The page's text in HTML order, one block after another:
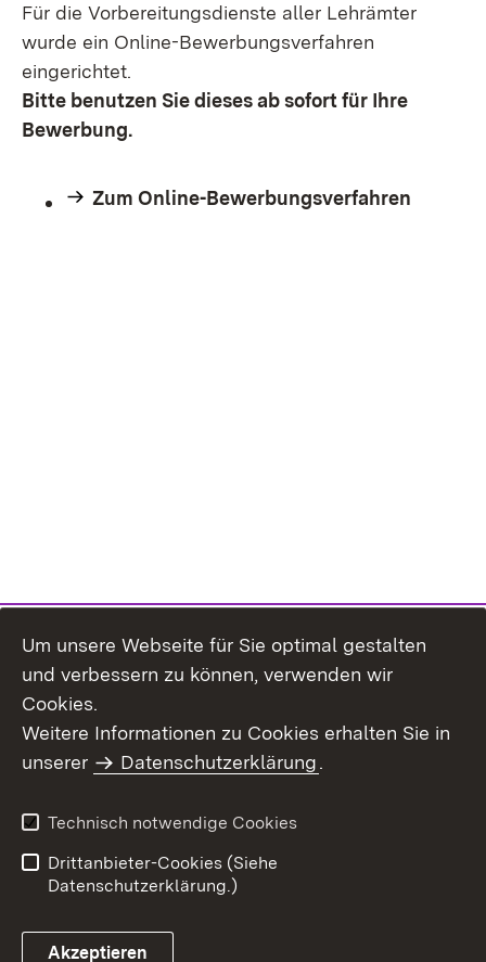
Für die Vorbereitungsdienste aller Lehrämter
wurde ein Online-Bewerbungsverfahren
eingerichtet.
Bitte benutzen Sie dieses ab sofort für Ihre
Bewerbung.
Zum Online-Bewerbungsverfahren
Benutzungshinweise
Erklärung zur
Um unsere Webseite für Sie optimal gestalten
und verbessern zu können, verwenden wir
Cookies.
Weitere Informationen zu Cookies erhalten Sie in
unserer
Datenschutzerklärung.
Technisch notwendige Cookies
Drittanbieter-Cookies (Siehe
Datenschutzerklärung.)
Akzeptieren